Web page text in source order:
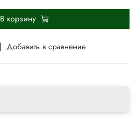
Добавить в сравнение
В корзину